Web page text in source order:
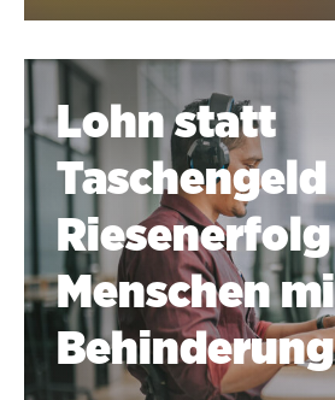
Lohn statt
Menschen
Behinderung